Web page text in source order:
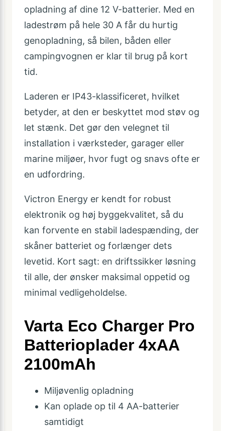
opladning af dine 12 V-batterier. Med en
ladestrøm på hele 30 A får du hurtig
genopladning, så bilen, båden eller
campingvognen er klar til brug på kort
tid.
Laderen er IP43-klassificeret, hvilket
betyder, at den er beskyttet mod støv og
let stænk. Det gør den velegnet til
installation i værksteder, garager eller
marine miljøer, hvor fugt og snavs ofte er
en udfordring.
Victron Energy er kendt for robust
elektronik og høj byggekvalitet, så du
kan forvente en stabil ladespænding, der
skåner batteriet og forlænger dets
levetid. Kort sagt: en driftssikker løsning
til alle, der ønsker maksimal oppetid og
minimal vedligeholdelse.
Varta Eco Charger Pro
Batterioplader 4xAA
2100mAh
Miljøvenlig opladning
Kan oplade op til 4 AA-batterier
samtidigt